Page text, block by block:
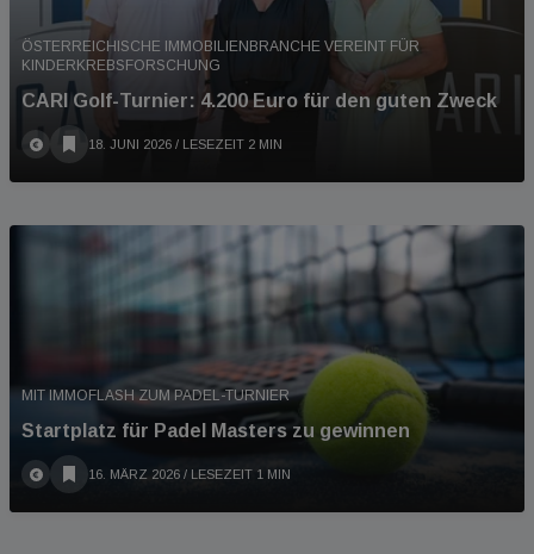
ÖSTERREICHISCHE IMMOBILIENBRANCHE VEREINT FÜR
KINDERKREBSFORSCHUNG
CARI Golf-Turnier: 4.200 Euro für den guten Zweck
18. JUNI 2026 / LESEZEIT 2 MIN
MIT IMMOFLASH ZUM PADEL-TURNIER
Startplatz für Padel Masters zu gewinnen
16. MÄRZ 2026 / LESEZEIT 1 MIN